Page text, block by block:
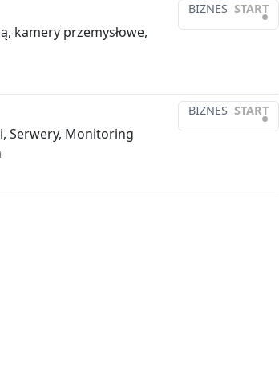
BIZNES START
•
kamery przemysłowe,
BIZNES START
•
Serwery, Monitoring